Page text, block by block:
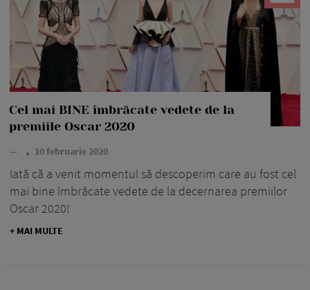
Cel mai BINE îmbrăcate vedete de la
premiile Oscar 2020
— 10 februarie 2020
Iată că a venit momentul să descoperim care au fost cel
mai bine îmbrăcate vedete de la decernarea premiilor
Oscar 2020!
+ MAI MULTE